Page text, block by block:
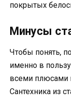
покрытых
Минусы
Чтобы понять,
именно в
всеми плюсами
Сантехника из